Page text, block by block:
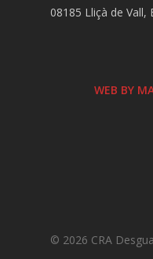
08185 Lliçà de Vall,
WEB BY
© 2026 CRA